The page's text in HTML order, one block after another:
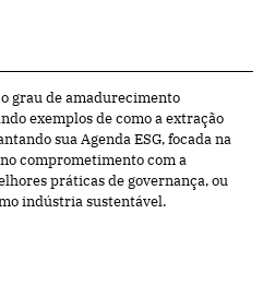
grau de amadurecimento
exemplos de como a extração
sua Agenda ESG, focada na
comprometimento com a
práticas de governança, ou
indústria sustentável.